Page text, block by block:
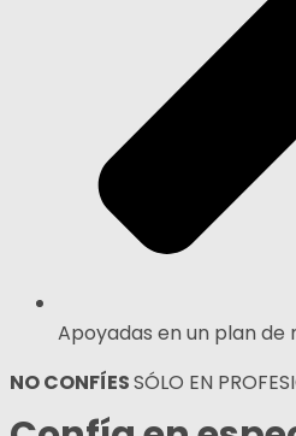
Apoyadas en un plan
NO CONFÍESSÓLO EN